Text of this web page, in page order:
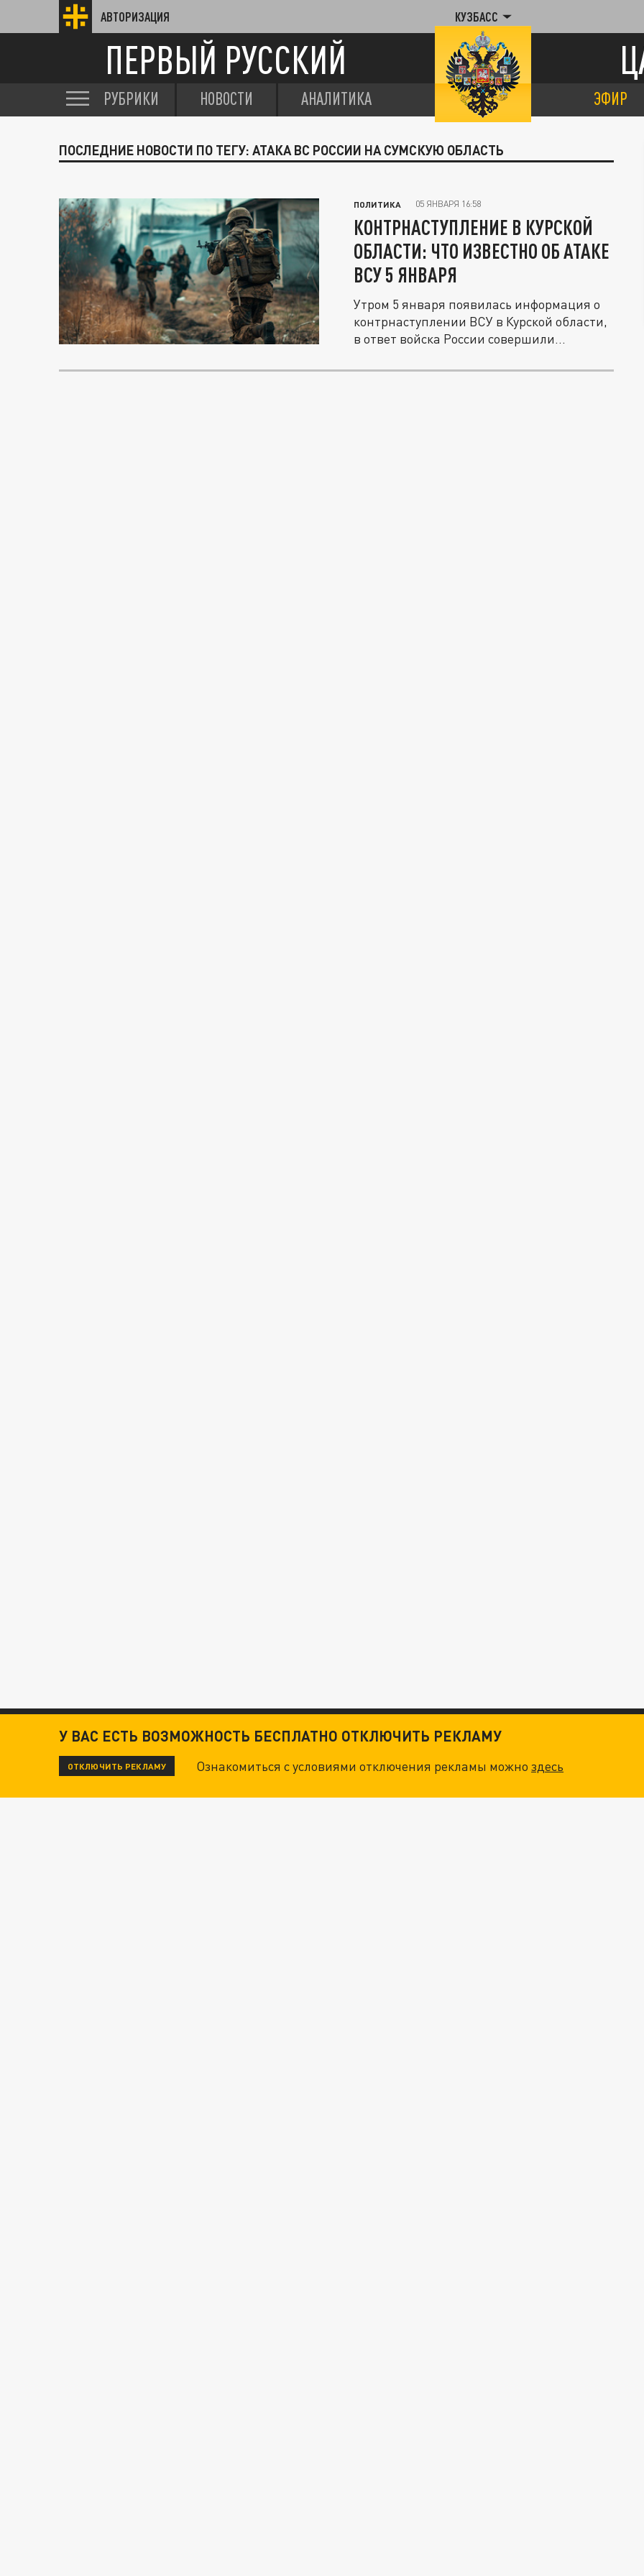
АВТОРИЗАЦИЯ КУЗБАСС
ПЕРВЫЙ РУССКИЙ
РУБРИКИ НОВОСТИ АНАЛИТИКА ЭФИР
ПОСЛЕДНИЕ НОВОСТИ ПО ТЕГУ: АТАКА ВС РОССИИ НА СУМСКУЮ ОБЛАСТЬ
ПОЛИТИКА 05 ЯНВАРЯ 16:58
КОНТРНАСТУПЛЕНИЕ В КУРСКОЙ
ОБЛАСТИ: ЧТО ИЗВЕСТНО ОБ АТАКЕ
ВСУ 5 ЯНВАРЯ
Утром 5 января появилась информация о
контрнаступлении ВСУ в Курской области,
в ответ войска России совершили...
У ВАС ЕСТЬ ВОЗМОЖНОСТЬ БЕСПЛАТНО ОТКЛЮЧИТЬ РЕКЛАМУ
ОТКЛЮЧИТЬ РЕКЛАМУ Ознакомиться с условиями отключения рекламы можноздесь